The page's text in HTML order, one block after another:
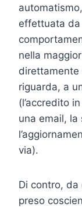
effettuata da
nella
direttamente
riguarda, a
(l’accredito
una email,
via).
Di contro, da
preso